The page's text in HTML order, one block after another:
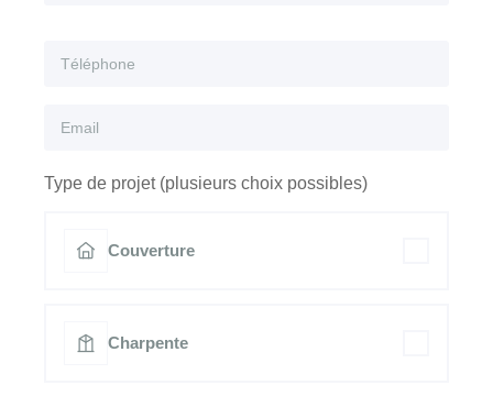
Type de projet (plusieurs choix possibles)
Couverture
Charpente